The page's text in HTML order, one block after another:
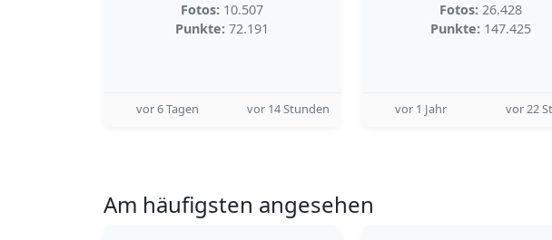
Fotos: 10.507
Punkte: 72.191
vor 6 Tagen vor 14 Stunden
Fotos: 26.428
Punkte: 147.425
vor 1 Jahr vor 22
Am häufigsten angesehen